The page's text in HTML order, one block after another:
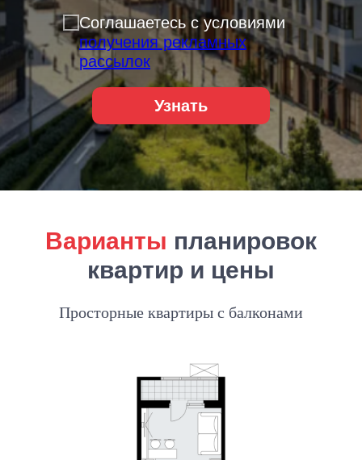
Соглашаетесь с условиями
получения рекламных
рассылок
Узнать
Варианты планировок
квартир и цены
Просторные квартиры с балконами